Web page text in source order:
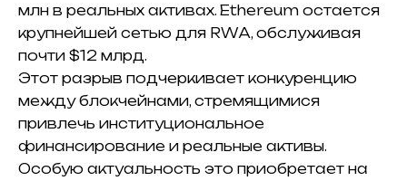
млн в реальных активах. Ethereum остается
крупнейшей сетью для RWA, обслуживая
почти $12 млрд.
Этот разрыв подчеркивает конкуренцию
между блокчейнами, стремящимися
привлечь институциональное
финансирование и реальные активы.
Особую актуальность это приобретает на